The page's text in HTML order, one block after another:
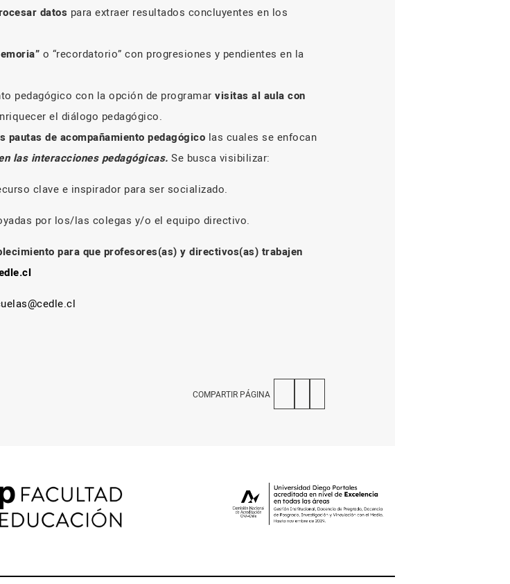
datos para extraer resultados concluyentes en los
o “recordatorio” con progresiones y pendientes en la
pedagógico con la opción de programar visitas al aula con
el diálogo pedagógico.
pautas de acompañamiento pedagógico las cuales se enfocan
las interacciones pedagógicas. Se busca visibilizar:
clave e inspirador para ser socializado.
por los/las colegas y/o el equipo directivo.
para que profesores(as) y directivos(as) trabajen
COMPARTIR PÁGINA